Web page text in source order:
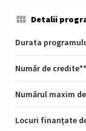
Detalii
Durata
Număr de credite**
Numărul maxim
Locuri finanțate